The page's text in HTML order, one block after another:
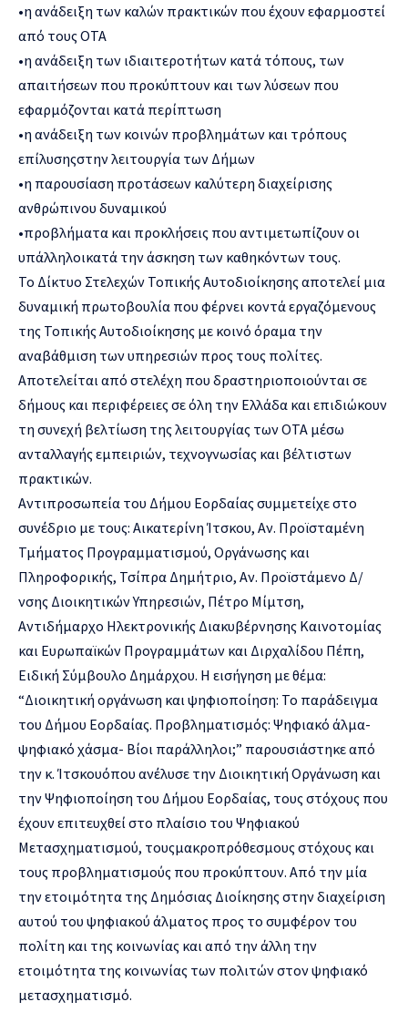
•η ανάδειξη των καλών πρακτικών που έχουν εφαρμοστεί
από τους ΟΤΑ
•η ανάδειξη των ιδιαιτεροτήτων κατά τόπους, των
απαιτήσεων που προκύπτουν και των λύσεων που
εφαρμόζονται κατά περίπτωση
•η ανάδειξη των κοινών προβλημάτων και τρόπους
επίλυσηςστηνλειτουργία των Δήμων
•η παρουσίαση προτάσεων καλύτερη διαχείρισης
ανθρώπινου δυναμικού
•προβλήματα και προκλήσεις που αντιμετωπίζουν οι
υπάλληλοικατά την άσκηση των καθηκόντων τους.
Το Δίκτυο Στελεχών Τοπικής Αυτοδιοίκησηςαποτελεί μια
δυναμική πρωτοβουλία που φέρνει κοντά εργαζόμενους
της Τοπικής Αυτοδιοίκησης με κοινό όραμα την
αναβάθμιση των υπηρεσιών προς τους πολίτες.
Αποτελείται από στελέχη που δραστηριοποιούνται σε
δήμους και περιφέρειες σε όλη την Ελλάδα και επιδιώκουν
τη συνεχή βελτίωση της λειτουργίας των ΟΤΑ μέσω
ανταλλαγής εμπειριών, τεχνογνωσίας και βέλτιστων
πρακτικών.
Αντιπροσωπεία του Δήμου Εορδαίαςσυμμετείχε στο
συνέδριο με τους: Αικατερίνη Ίτσκου, Αν. Προϊσταμένη
Τμήματος Προγραμματισμού, Οργάνωσης και
Πληροφορικής, Τσίπρα Δημήτριο, Αν. Προϊστάμενο Δ/
νσης Διοικητικών Υπηρεσιών, Πέτρο Μίμτση,
Αντιδήμαρχο Ηλεκτρονικής Διακυβέρνησης Καινοτομίας
και Ευρωπαϊκών Προγραμμάτων και Διρχαλίδου Πέπη,
Ειδική Σύμβουλο Δημάρχου. Η εισήγηση με θέμα:
“Διοικητική οργάνωση και ψηφιοποίηση: Το παράδειγμα
του Δήμου Εορδαίας. Προβληματισμός: Ψηφιακό άλμα-
ψηφιακό χάσμα- Βίοι παράλληλοι;” παρουσιάστηκε από
την κ. Ίτσκουόπου ανέλυσε την Διοικητική Οργάνωση και
την Ψηφιοποίηση του Δήμου Εορδαίας, τουςστόχους που
έχουν επιτευχθεί στο πλαίσιο του Ψηφιακού
Μετασχηματισμού, τουςμακροπρόθεσμους στόχους και
τους προβληματισμούς που προκύπτουν. Από την μία
την ετοιμότητα της Δημόσιας Διοίκησηςστην διαχείριση
αυτού του ψηφιακού άλματος προς το συμφέρον του
πολίτη και της κοινωνίας και από την άλλη την
ετοιμότητα της κοινωνίας των πολιτώνστον ψηφιακό
μετασχηματισμό.